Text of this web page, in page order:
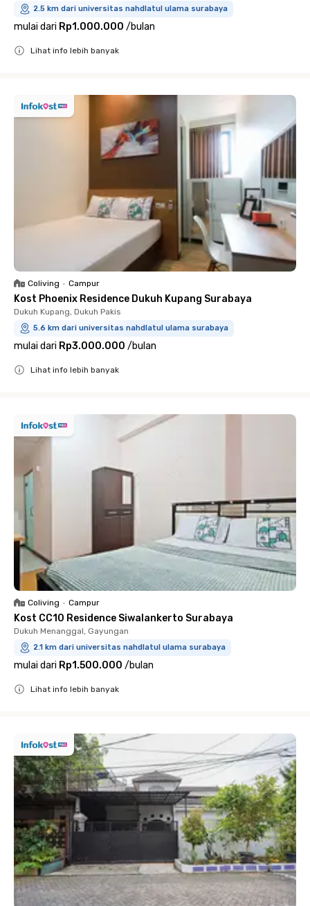
2.5 km dari universitas nahdlatul ulama surabaya
mulai dari Rp1.000.000 /bulan
Lihat info lebih banyak
Coliving • Campur
Kost Phoenix Residence Dukuh Kupang Surabaya
Dukuh Kupang, Dukuh Pakis
5.6 km dari universitas nahdlatul ulama surabaya
mulai dari Rp3.000.000 /bulan
Lihat info lebih banyak
Coliving • Campur
Kost CC10 Residence Siwalankerto Surabaya
Dukuh Menanggal, Gayungan
2.1 km dari universitas nahdlatul ulama surabaya
mulai dari Rp1.500.000 /bulan
Lihat info lebih banyak